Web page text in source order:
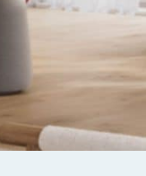
"We